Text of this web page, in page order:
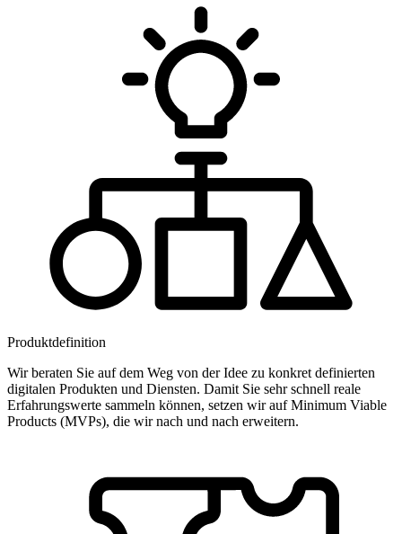
Produktdefinition
Wir beraten Sie auf dem Weg von der Idee zu konkret definierten
digitalen Produkten und Diensten. Damit Sie sehr schnell reale
Erfahrungswerte sammeln können, setzen wir auf Minimum Viable
Products (MVPs), die wir nach und nach erweitern.